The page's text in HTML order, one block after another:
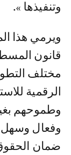
وتنفيذها ».
ويرمي هذا
قانون
مختلف
الرقمية
وطموحهم
وفعال وسهل
ضمان